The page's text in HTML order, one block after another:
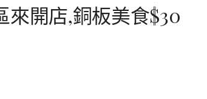
來開店,銅板美食$30